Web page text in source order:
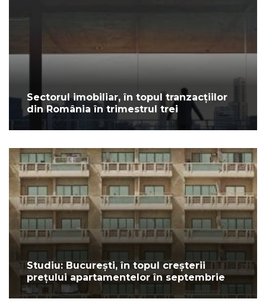
Sectorul imobiliar, în topul tranzacțiilor
din România în trimestrul trei
Studiu: București, în topul creșterii
prețului apartamentelor în septembrie